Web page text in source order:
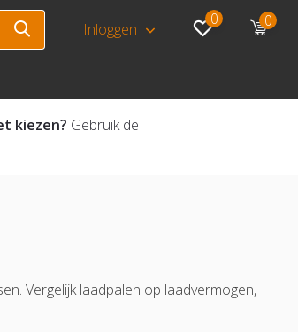
Inloggen
0 0
kiezen? Gebruik de
Vergelijk laadpalen op laadvermogen,